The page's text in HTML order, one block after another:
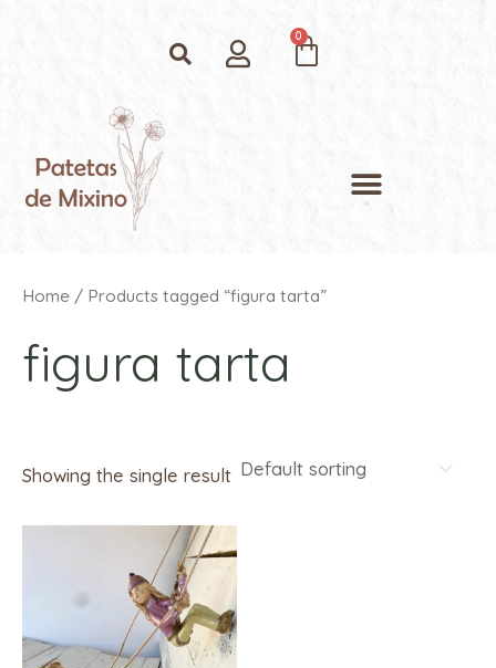
Search
Menu
Home / Products tagged “figura tarta”
figura tarta
Showing the single result